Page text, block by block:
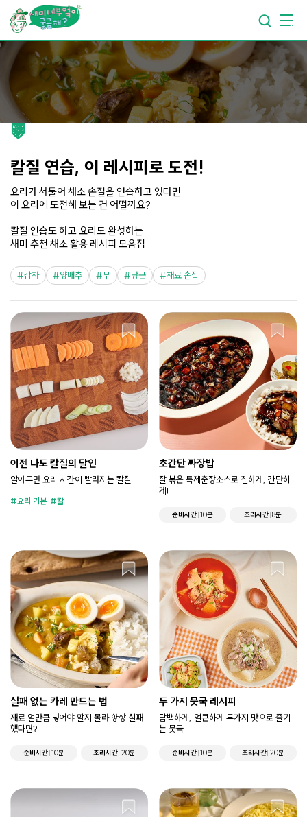
요리가 건강해지는부엌
요리가쉬워지는부엌
칼질 연습, 이 레시피로 도전!
요리가 서툴어 채소 손질을 연습하고 있다면
이 요리에 도전해 보는 건 어떨까요?
칼질 연습도 하고 요리도 완성하는
새미 추천 채소 활용 레시피 모음집
감자 양배추 무 당근 재료 손질
이젠 나도 칼질의 달인
알아두면 요리 시간이 빨라지는 칼질
요리 기본 칼
초간단 짜장밥
잘 볶은 특제춘장소스로 진하게, 간단하
게!
준비시간 10분 조리시간 8분
실패 없는 카레 만드는 법
재료 얼만큼 넣어야 할지 몰라 항상 실패
했다면?
준비시간 10분 조리시간 20분
두 가지 뭇국 레시피
담백하게, 얼큰하게 두가지 맛으로 즐기
는 뭇국
준비시간 10분 조리시간 20분